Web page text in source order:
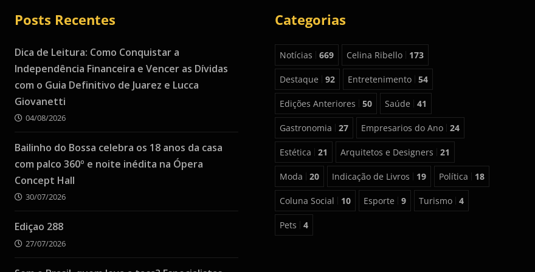
Posts Recentes
Dica de Leitura: Como Conquistar a
Independência Financeira e Vencer as Dívidas
com o Guia Definitivo de Juarez e Lucca
Giovanetti
04/08/2026
Bailinho do Bossa celebra os 18 anos da casa
com palco 360º e noite inédita na Ópera
Concept Hall
30/07/2026
Ediçao 288
27/07/2026
Categorias
Notícias 669 Celina Ribello 173
Destaque 92 Entretenimento 54
Edições Anteriores 50 Saúde 41
Gastronomia 27 Empresarios do Ano 24
Estética 21 Arquitetos e Designers 21
Moda 20 Indicação de Livros 19 Política 18
Coluna Social 10 Esporte 9 Turismo 4
Pets 4